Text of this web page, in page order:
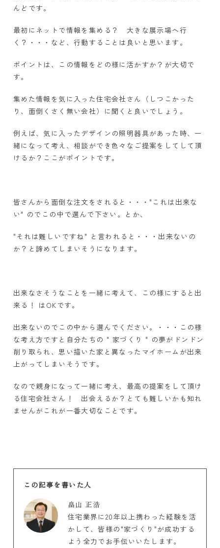
んどです。
最初にネットで情報を集める？ 大きな展示場へ行
く？・・・など、行動することは良いと思います。
ポイントは、この情報をどの様に活かすか？が大切で
す。
集めた情報を気に入った住宅会社さん（しつこかった
り、面倒くさく無い会社）に聞くと良いでしょう。
例えば、気に入ったデザインの照明器具があった時、一
緒になって考え、相談ができ色々なご提案をしてして頂
けるか？ここがポイントです。
皆さんから面倒な注文をされると・・・"これは出来な
い" のでこの中で選んで下さい。とか、
"それは難しいですね" と言われると・・・出来ないの
か？と諦めてしまいそうになります。
出来なさそうなことを一緒に考えて、この様にすると出
来る！ はOKです。
出来ないのでこの中から選んでください。・・・この様
な考え方ですと自分たちの " 家づくり " の夢がドンドン
削り取られ、思い描いた家と異なったマイホームが出来
上がってしまいそうです。
なので親身になって一緒に考え、最高の提案をして頂け
る住宅会社さん！ 出会えるか？とても難しいかも知れ
ませんがこれが一番大切なことです。
この記事を書いた人
畠山 正浩
住宅業界に20年以上携わった経験を活
かして、皆様の"家づくり"が成功する
よう全力でお手伝いいたします。